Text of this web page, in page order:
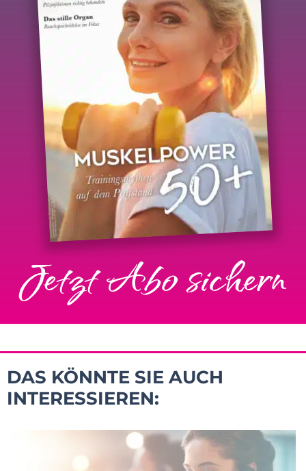
Jetzt Abo sichern
DAS KÖNNTE SIE AUCH
INTERESSIEREN: